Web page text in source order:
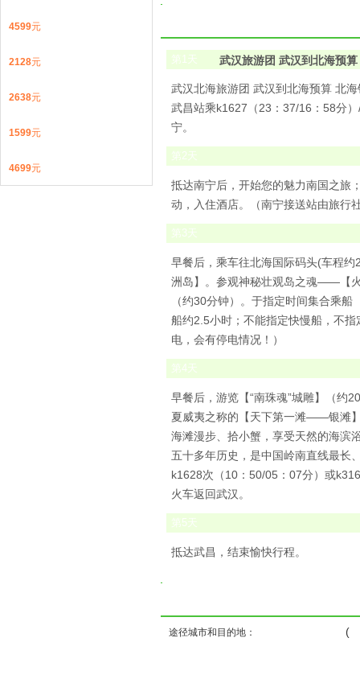
第1天 武汉旅游团 武汉到北海预
武汉北海旅游团 武汉到北海预算 北
武昌站乘k1627（23：37/16：58分
宁。
第2天
抵达南宁后，开始您的魅力南国之旅
动，入住酒店。（南宁接送站由旅行
第3天
早餐后，乘车往北海国际码头(车程
洲岛】。参观神秘壮观岛之魂——【
（约30分钟）。于指定时间集合乘
船约2.5小时；不能指定快慢船，不
电，会有停电情况！）
第4天
早餐后，游览【“南珠魂”城雕】（约
夏威夷之称的【天下第一滩——银滩
海滩漫步、拾小蟹，享受天然的海滨
五十多年历史，是中国岭南直线最长
k1628次（10：50/05：07分）或
火车返回武汉。
第5天
抵达武昌，结束愉快行程。
途径城市和目的地： (
4599元
2128元
2638元
1599元
4699元